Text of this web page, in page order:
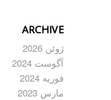
ARCHIVE
ژوئن 2026
آگوست 2024
فوریه 2024
مارس 2023